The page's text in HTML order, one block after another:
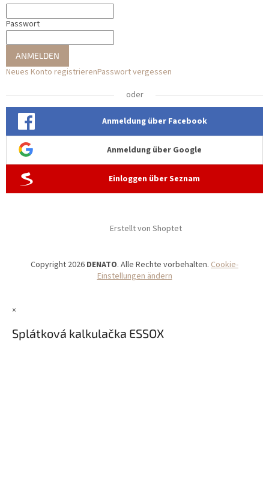
Passwort
ANMELDEN
Neues Konto registrierenPasswort vergessen
oder
Anmeldung über Facebook
Anmeldung über Google
Einloggen über Seznam
Erstellt von Shoptet
Copyright 2026 DENATO. Alle Rechte vorbehalten. Cookie-
Einstellungen ändern
×
Splátková kalkulačka ESSOX